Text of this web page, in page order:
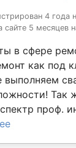
4 года
сайте 5 месяцев
в сфере
как под
выполняем
Так
проф.